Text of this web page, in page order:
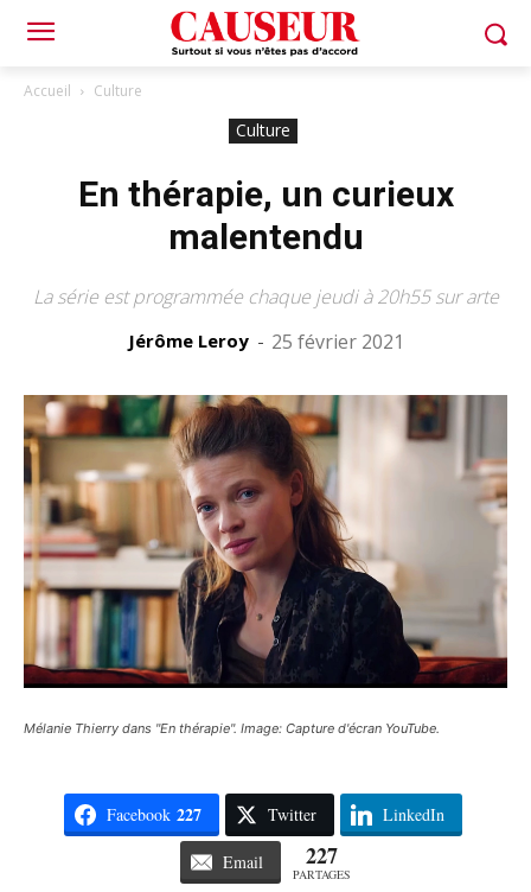
Accueil Culture
Culture
En thérapie, un curieux
malentendu
La série est programmée chaque jeudi à 20h55 sur arte
Jérôme Leroy - 25 février 2021
Mélanie Thierry dans "En thérapie". Image: Capture d'écran YouTube.
Facebook 227 Twitter LinkedIn
Email 227
PARTAGES